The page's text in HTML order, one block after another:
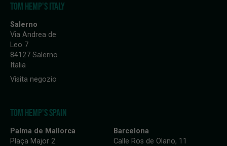
TOM HEMP'S ITALY
Salerno
Via Andrea de
Leo 7
84127 Salerno
Italia
Visita negozio
TOM HEMP'S SPAIN
Palma de Mallorca
Plaça Major 2
Barcelona
Calle Ros de Olano, 11